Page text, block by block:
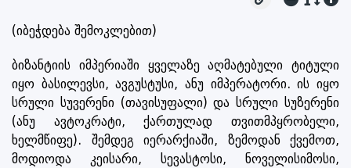
(იბეჭდება შემოკლებით)
ბიზანტიის იმპერიაში ყველაზე აღმატებული ტიტული
იყო ბასილევსი, ავგუსტუსი, ანუ იმპერატორი. ის იყო
სრული სუვერენი (თავისუფალი) და სრული სუზერენი
(ანუ ავტოკრატი, ქართულად თვითმპყრობელი,
ხელმწიფე). შემდეგ იერარქიაში, ზემოდან ქვემოთ,
მოდიოდა კეისარი, სევასტოსი, ნოველისიმოსი,